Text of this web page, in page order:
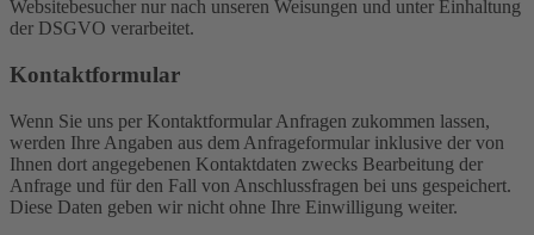
Websitebesucher nur nach unseren Weisungen und unter Einhaltung
der DSGVO verarbeitet.
Kontaktformular
Wenn Sie uns per Kontaktformular Anfragen zukommen lassen,
werden Ihre Angaben aus dem Anfrageformular inklusive der von
Ihnen dort angegebenen Kontaktdaten zwecks Bearbeitung der
Anfrage und für den Fall von Anschlussfragen bei uns gespeichert.
Diese Daten geben wir nicht ohne Ihre Einwilligung weiter.